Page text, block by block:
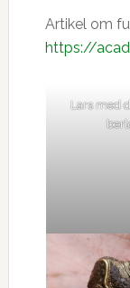
Artikel om
https://
Lars med